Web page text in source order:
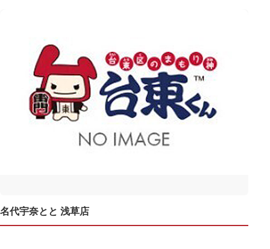
名代宇奈とと 浅草店